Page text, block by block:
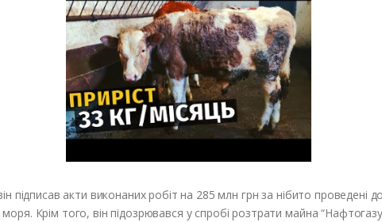
підписав акти виконаних робіт на 285 млн грн за нібито проведені
Крім того, він підозрювався у спробі розтрати майна